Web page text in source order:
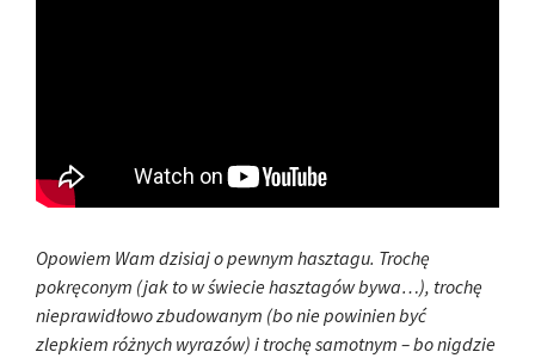
Opowiem Wam dzisiaj o pewnym hasztagu. Trochę
pokręconym (jak to w świecie hasztagów bywa…), trochę
nieprawidłowo zbudowanym (bo nie powinien być
zlepkiem różnych wyrazów) i trochę samotnym – bo nigdzie